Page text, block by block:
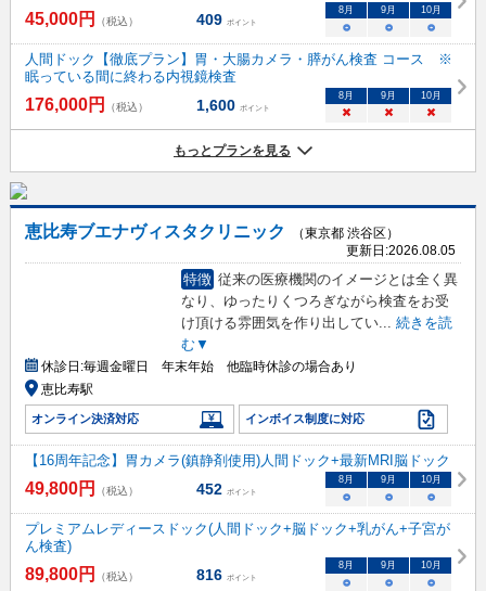
45,000円 （税込） 409 ポイント
8 月 9 月 10月
○ ○ ○
人間ドック【徹底プラン】胃・大腸カメラ・膵がん検査 コース ※
眠っている間に終わる内視鏡検査
176,000円 （税込） 1,600 ポイント
8 月 9 月 10月
× × ×
もっとプランを見る
恵比寿ブエナヴィスタクリニック
（東京都 渋谷区）
更新日:2026.08.05
特徴 従来の医療機関のイメージとは全く異
なり、ゆったりくつろぎながら検査をお受
け頂ける雰囲気を作り出してい...
続きを読
む▼
休診日:毎週金曜日 年末年始 他臨時休診の場合あり
恵比寿駅
オンライン決済対応 インボイス制度に対応
【16周年記念】胃カメラ(鎮静剤使用)人間ドック+最新MRI脳ドック
49,800円 （税込） 452 ポイント
8 月 9 月 10月
○ ○ ○
プレミアムレディースドック(人間ドック+脳ドック+乳がん+子宮が
ん検査)
89,800円 （税込） 816 ポイント
8 月 9 月 10月
○ ○ ○